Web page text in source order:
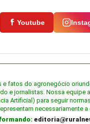
Youtube
fatos do agronegócio
e jornalistas. Nossa
Artificial) para seguir
necessariamente